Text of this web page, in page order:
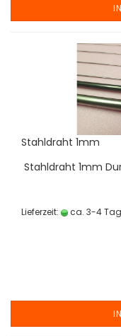
Stahldraht 1mm
Stahldraht 1mm
Lieferzeit: ca. 3-4